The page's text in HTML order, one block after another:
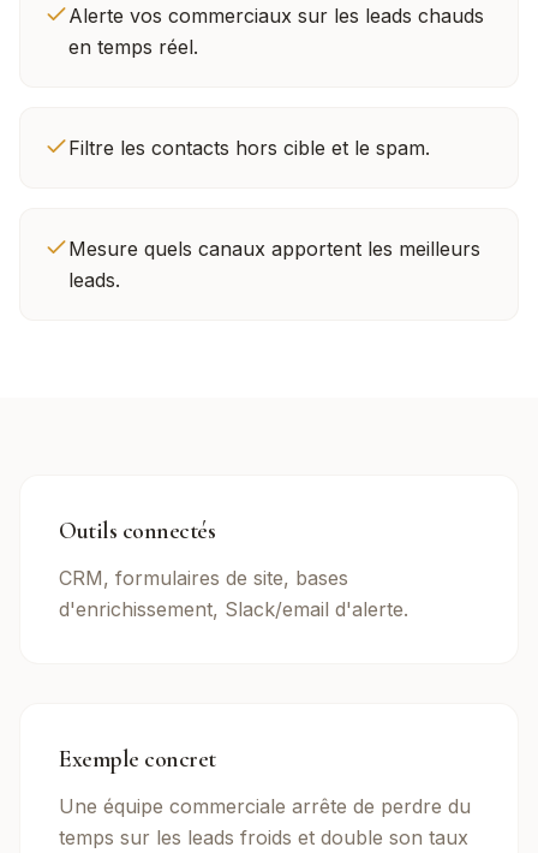
Alerte vos commerciaux sur les leads chauds
en temps réel.
Filtre les contacts hors cible et le spam.
Mesure quels canaux apportent les meilleurs
leads.
Outils connectés
CRM, formulaires de site, bases
d'enrichissement, Slack/email d'alerte.
Exemple concret
Une équipe commerciale arrête de perdre du
temps sur les leads froids et double son taux